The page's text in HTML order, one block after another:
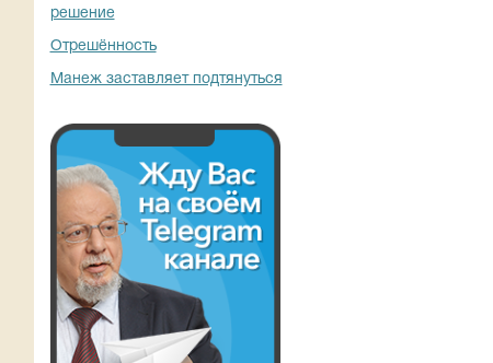
решение
Отрешённость
Манеж заставляет подтянуться